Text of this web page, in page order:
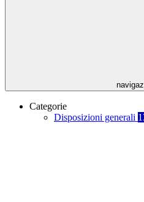
Categorie
Disposizioni generali